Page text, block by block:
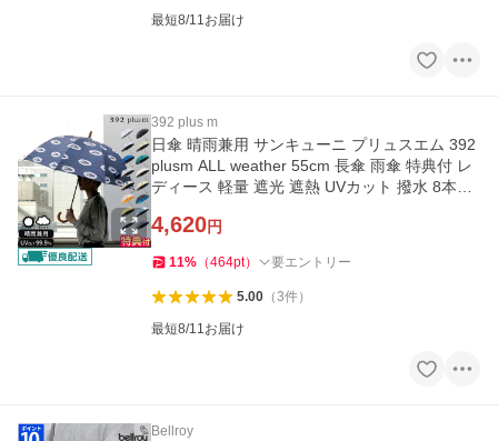
最短8/11お届け
392 plus m
日傘 晴雨兼用 サンキューニ プリュスエム 392
plusm ALL weather 55cm 長傘 雨傘 特典付 レ
ディース 軽量 遮光 遮熱 UVカット 撥水 8本骨
4,620円
11% （464pt） 要エントリー
5.00（3件）
最短8/11お届け
Bellroy